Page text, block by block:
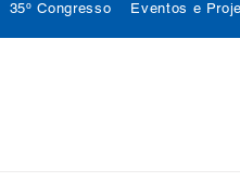
35º Congresso Eventos e